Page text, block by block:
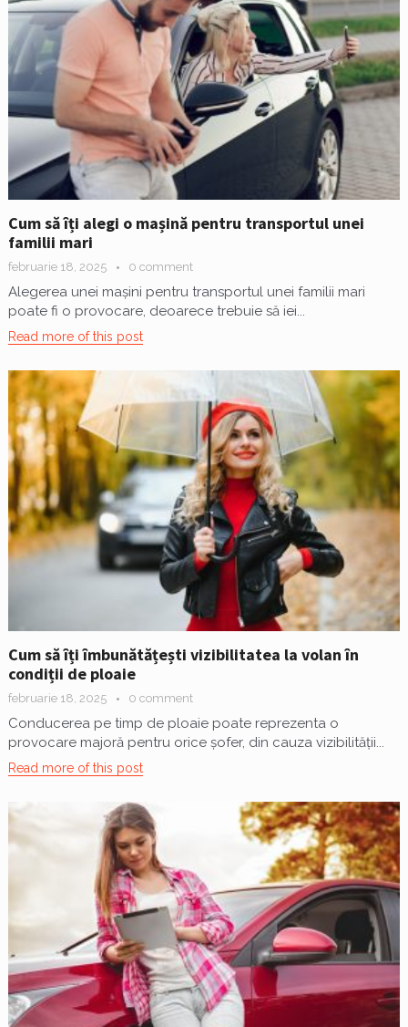
Cum să îți alegi o mașină pentru transportul unei
familii mari
februarie 18, 2025 0 comment
Alegerea unei mașini pentru transportul unei familii mari
poate fi o provocare, deoarece trebuie să iei...
Read more of this post
Cum să îți îmbunătățești vizibilitatea la volan în
condiții de ploaie
februarie 18, 2025 0 comment
Conducerea pe timp de ploaie poate reprezenta o
provocare majoră pentru orice șofer, din cauza vizibilității...
Read more of this post